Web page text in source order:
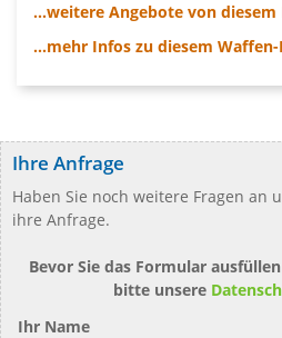
...weitere Angebote von diesem
...mehr Infos zu diesem
Ihre Anfrage
Haben Sie noch weitere Fragen an
ihre Anfrage.
Bevor Sie das Formular
bitte unsere
Ihr Name